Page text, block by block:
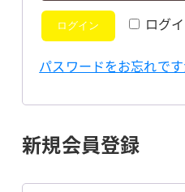
ログ
ログイン
パスワードをお忘れで
新規会員登録